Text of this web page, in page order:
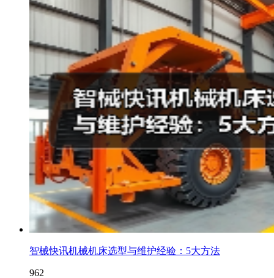
智械快讯机械机床选型与维护经验：5大方法
962